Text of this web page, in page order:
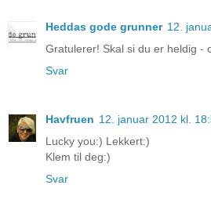
Heddas gode grunner 12.
Gratulerer! Skal si du er heldig -
Svar
Havfruen 12. januar 2012 kl.
Lucky you:) Lekkert:)
Klem til deg:)
Svar